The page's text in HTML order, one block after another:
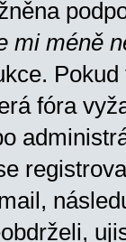
mi méně
fóra